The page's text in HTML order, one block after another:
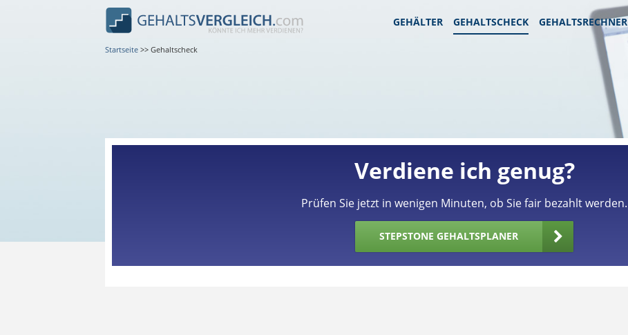
GEHÄLTER GEHALTSCHECK GEHALTSRECHNER
Startseite >> Gehaltscheck
Verdiene ich genug?
Prüfen Sie jetzt in wenigen Minuten, ob Sie fair bezahlt werden.
STEPSTONE GEHALTSPLANER